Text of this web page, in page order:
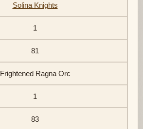
Solina Knights
1
81
Frightened Ragna Orc
1
83